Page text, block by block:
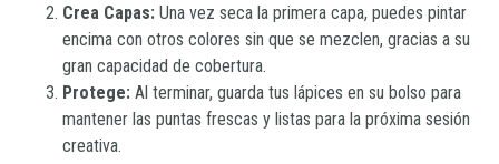
Crea Capas: Una vez seca la primera capa, puedes pintar
encima con otros colores sin que se mezclen, gracias a su
gran capacidad de cobertura.
Protege: Al terminar, guarda tus lápices en su bolso para
mantener las puntas frescas y listas para la próxima sesión
creativa.